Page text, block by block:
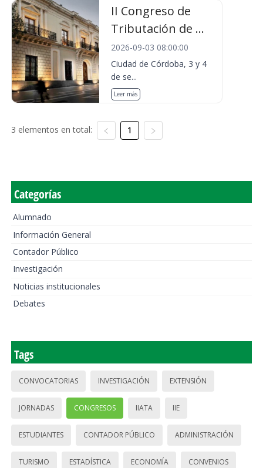
II Congreso de
Tributación de ...
2026-09-03 08:00:00
Ciudad de Córdoba, 3 y 4
de se...
Leer más
3 elementos en total: 1
Categorías
Alumnado
Información General
Contador Público
Investigación
Noticias institucionales
Debates
Tags
CONVOCATORIAS INVESTIGACIÓN EXTENSIÓN
JORNADAS CONGRESOS IIATA IIE
ESTUDIANTES CONTADOR PÚBLICO ADMINISTRACIÓN
TURISMO ESTADÍSTICA ECONOMÍA CONVENIOS